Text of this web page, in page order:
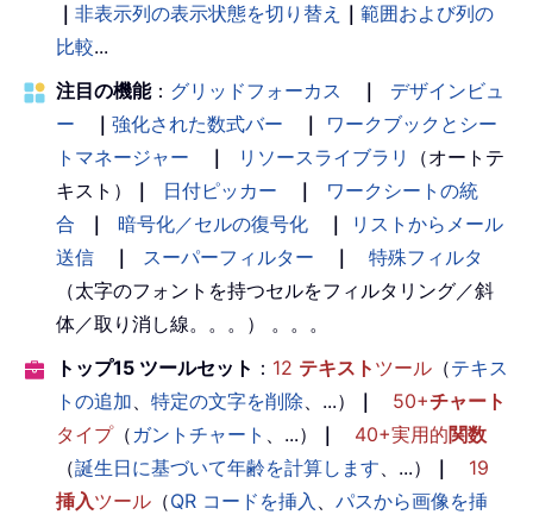
｜ 非表示列の表示状態を切り替え ｜ 範囲および列の
比較...
注目の機能： グリッドフォーカス ｜
デザインビュ
ー
｜ 強化された数式バー ｜
ワークブックとシー
トマネージャー
｜ リソースライブラリ
（オートテ
キスト）
｜ 日付ピッカー ｜
ワークシートの統
合
｜ 暗号化／セルの復号化 ｜
リストからメール
送信
｜ スーパーフィルター ｜
特殊フィルタ
（太字のフォントを持つセルをフィルタリング／斜
体／取り消し線。。。） 。。。
トップ15 ツールセット ： 12 テキスト ツール （テキス
トの追加、 特定の文字を削除、...） ｜ 50+チャート
タイプ（ ガントチャート 、...） ｜ 40+実用的関数
（誕生日に基づいて年齢を計算します、...） ｜
19
挿入ツール （QR コードを挿入 、 パスから画像を挿